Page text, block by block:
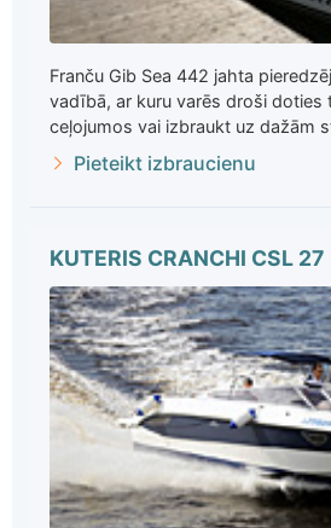
Franču Gib Sea 442 jahta
vadībā, ar kuru varēs droši doties
ceļojumos vai izbraukt uz dažām
Pieteikt izbraucienu
KUTERIS CRANCHI CSL 27